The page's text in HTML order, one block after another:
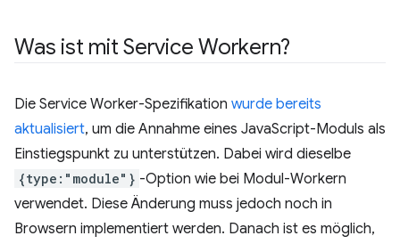
Was ist mit Service Workern?
Die Service Worker-Spezifikation wurde bereits
aktualisiert, um die Annahme eines JavaScript-Moduls als
Einstiegspunkt zu unterstützen. Dabei wird dieselbe
{type:"module"} -Option wie bei Modul-Workern
verwendet. Diese Änderung muss jedoch noch in
Browsern implementiert werden. Danach ist es möglich,